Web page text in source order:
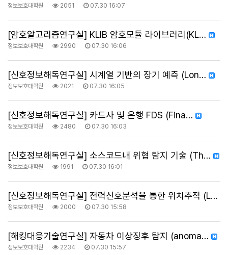
정보보호대학원 2051 07.30 16:07
[암호알고리즘연구실] KLIB 암호모듈 라이브러리(KL…
정보보호대학원 2990 07.30 16:06
[신호정보해독연구실] 시계열 기반의 장기 예측 (Lon…
정보보호대학원 2021 07.30 16:05
[신호정보해독연구실] 카드사 및 은행 FDS (Fina…
정보보호대학원 2480 07.30 16:03
[신호정보해독연구실] 소스코드내 위협 탐지 기술 (Th…
정보보호대학원 1991 07.30 16:01
[신호정보해독연구실] 전력신호분석을 통한 위치추적 (L…
정보보호대학원 2000 07.30 15:58
[해킹대응기술연구실] 자동차 이상징후 탐지 (anoma…
정보보호대학원 2234 07.30 15:57